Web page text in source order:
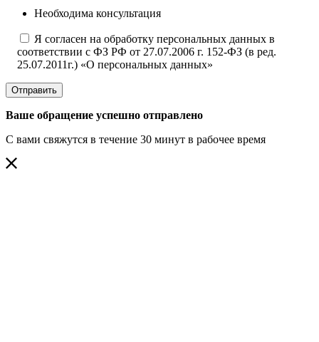
Необходима консультация
Я согласен на обработку персональных данных в
соответствии с ФЗ РФ от 27.07.2006 г. 152-ФЗ (в ред.
25.07.2011г.) «О персональных данных»
Отправить
Ваше обращение успешно отправлено
С вами свяжутся в течение 30 минут в рабочее время